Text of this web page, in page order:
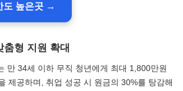
도 높은곳 →
춤형 지원 확대
만 34세 이하 무직 청년에게 최대 1,800만원
제공하며, 취업 성공 시 원금의 30%를 탕감해